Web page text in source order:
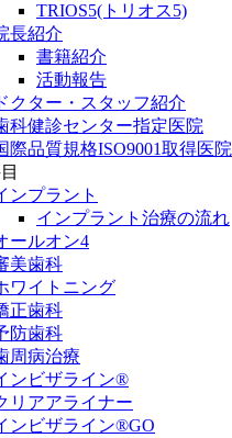
TRIOS5(トリオス5)
長紹介
書籍紹介
活動報告
クター・スタッフ紹介
科健診センター指定医院
際品質規格ISO9001取得医院
ンプラント
インプラント治療の流れ
ールオン4
美歯科
ワイトニング
正歯科
防歯科
周病治療
ンビザライン®
リアアライナー
ンビザライン®GO